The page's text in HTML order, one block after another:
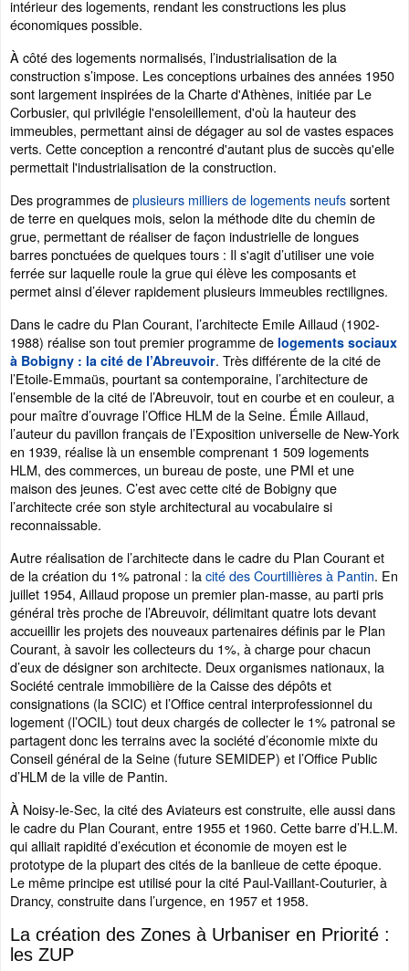
intérieur des logements, rendant les constructions les plus
économiques possible.
À côté des logements normalisés, l’industrialisation de la
construction s’impose. Les conceptions urbaines des années 1950
sont largement inspirées de la Charte d'Athènes, initiée par Le
Corbusier, qui privilégie l'ensoleillement, d'où la hauteur des
immeubles, permettant ainsi de dégager au sol de vastes espaces
verts. Cette conception a rencontré d'autant plus de succès qu'elle
permettait l'industrialisation de la construction.
Des programmes deplusieurs milliers de logements neufssortent
de terre en quelques mois, selon la méthode dite du chemin de
grue, permettant de réaliser de façon industrielle de longues
barres ponctuées de quelques tours : Il s'agit d’utiliser une voie
ferrée sur laquelle roule la grue qui élève les composants et
permet ainsi d’élever rapidement plusieurs immeubles rectilignes.
Dans le cadre du Plan Courant, l’architecte Emile Aillaud (1902-
1988) réalise son tout premier programme de logements sociaux
à Bobigny : la cité de l’Abreuvoir. Très différente de la cité de
l’Etoile-Emmaüs, pourtant sa contemporaine, l’architecture de
l’ensemble de la cité de l’Abreuvoir, tout en courbe et en couleur, a
pour maître d’ouvrage l’Office HLM de la Seine. Émile Aillaud,
l’auteur du pavillon français de l’Exposition universelle de New-York
en 1939, réalise là un ensemble comprenant 1 509 logements
HLM, des commerces, un bureau de poste, une PMI et une
maison des jeunes. C’est avec cette cité de Bobigny que
l’architecte crée son style architectural au vocabulaire si
reconnaissable.
Autre réalisation de l’architecte dans le cadre du Plan Courant et
de la création du 1% patronal : lacité des Courtillières à Pantin. En
juillet 1954, Aillaud propose un premier plan-masse, au parti pris
général très proche de l’Abreuvoir, délimitant quatre lots devant
accueillir les projets des nouveaux partenaires définis par le Plan
Courant, à savoir les collecteurs du 1%, à charge pour chacun
d’eux de désigner son architecte. Deux organismes nationaux, la
Société centrale immobilière de la Caisse des dépôts et
consignations (la SCIC) et l’Office central interprofessionnel du
logement (l’OCIL) tout deux chargés de collecter le 1% patronal se
partagent donc les terrains avec la société d’économie mixte du
Conseil général de la Seine (future SEMIDEP) et l’Office Public
d’HLM de la ville de Pantin.
À Noisy-le-Sec, la cité des Aviateurs est construite, elle aussi dans
le cadre du Plan Courant, entre 1955 et 1960. Cette barre d’H.L.M.
qui alliait rapidité d’exécution et économie de moyen est le
prototype de la plupart des cités de la banlieue de cette époque.
Le même principe est utilisé pour la cité Paul-Vaillant-Couturier, à
Drancy, construite dans l’urgence, en 1957 et 1958.
La création des Zones à Urbaniser en Priorité :
les ZUP